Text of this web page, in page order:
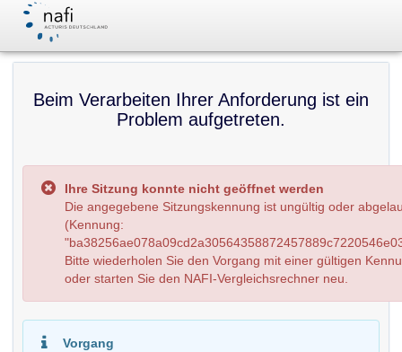
Beim Verarbeiten Ihrer Anforderung ist ein
Problem aufgetreten.
Ihre Sitzung konnte nicht geöffnet werden
Die angegebene Sitzungskennung ist ungültig oder
(Kennung:
Bitte wiederholen Sie den Vorgang mit einer gültigen
oder starten Sie den NAFI-Vergleichsrechner neu.
Vorgang